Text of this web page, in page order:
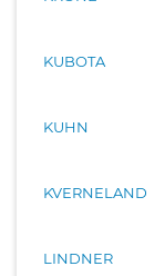
KUBOTA
KUHN
KVERNELAND
LINDNER